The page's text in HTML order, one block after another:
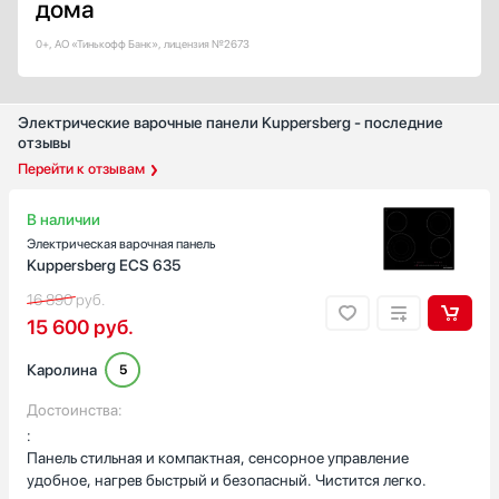
5
4
1
Показать все
Количество газовых конфорок
4
5
Показать все
дома
0+, АО «Тинькофф Банк», лицензия №2673
Электрические варочные панели Kuppersberg - последние
отзывы
Перейти к отзывам
В наличии
Электрическая варочная панель
Kuppersberg ECS 635
16 890руб.
15 600 руб.
Каролина 5
Достоинства:
:
Панель стильная и компактная, сенсорное управление
удобное, нагрев быстрый и безопасный. Чистится легко.